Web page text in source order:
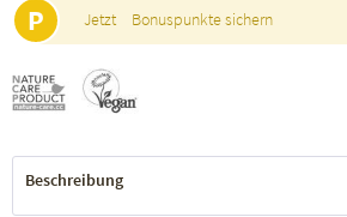
P Jetzt Bonuspunkte sichern
Beschreibung